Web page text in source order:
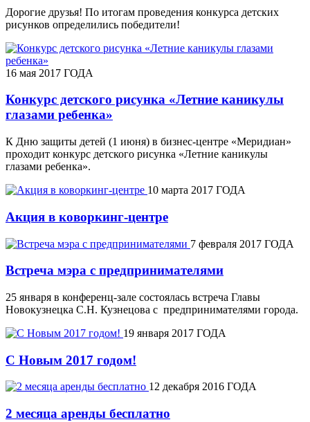
Дорогие друзья! По итогам проведения конкурса детских
рисунков определились победители!
16 мая 2017 ГОДА
Конкурс детского рисунка «Летние каникулы
глазами ребенка»
К Дню защиты детей (1 июня) в бизнес-центре «Меридиан»
проходит конкурс детского рисунка «Летние каникулы
глазами ребенка».
10 марта 2017 ГОДА
Акция в коворкинг-центре
7 февраля 2017 ГОДА
Встреча мэра с предпринимателями
25 января в конференц-зале состоялась встреча Главы
Новокузнецка С.Н. Кузнецова с предпринимателями города.
19 января 2017 ГОДА
С Новым 2017 годом!
12 декабря 2016 ГОДА
2 месяца аренды бесплатно